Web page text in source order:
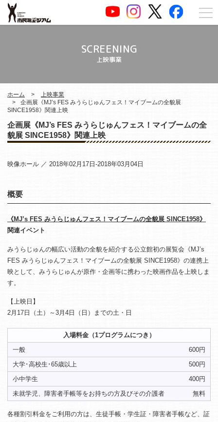
SCREENING
上映事業
ホーム
上映事業
企画展《MJ’s FES みうらじゅんフェス！マイブームの全貌展
SINCE1958》関連上映
企画展《MJ’s FES みうらじゅんフェス！マイブームの全
貌展 SINCE1958》関連上映
映像ホール ／ 2018年02月17日-2018年03月04日
概要
《MJ’s FES みうらじゅんフェス！マイブームの全貌展 SINCE1958》
関連イベント
みうらじゅんの幅広い活動の全貌を紹介する公立館初の展覧会《MJ’s
FES みうらじゅんフェス！マイブームの全貌展 SINCE1958》の連携上
映として、みうらじゅんが原作・企画等に携わった映画作品を上映しま
す。
【上映日】
2月17日（土）～3月4日（日）までの土・日
入場料金（1プログラムにつき）
一般
600円
大学･高校生･65歳以上
500円
小中学生
400円
未就学児、障害者手帳等をお持ちの方及びその介護者
無料
各種割引料金をご利用の方は、生徒手帳・学生証・障害者手帳など、証